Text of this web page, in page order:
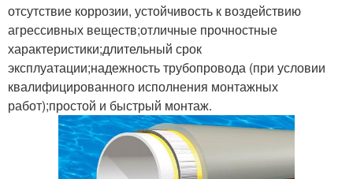
отсутствие коррозии, устойчивость к воздействию
агрессивных веществ;отличные прочностные
характеристики;длительный срок
эксплуатации;надежность трубопровода (при условии
квалифицированного исполнения монтажных
работ);простой и быстрый монтаж.